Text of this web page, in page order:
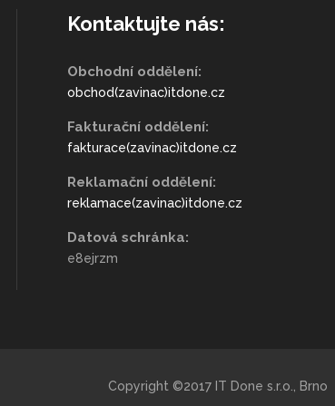
Kontaktujte nás:
Obchodní oddělení:
obchod(zavinac)itdone.cz
Fakturační oddělení:
fakturace(zavinac)itdone.cz
Reklamační oddělení:
reklamace(zavinac)itdone.cz
Datová schránka:
e8ejrzm
Copyright ©2017 IT Done s.r.o., Brno